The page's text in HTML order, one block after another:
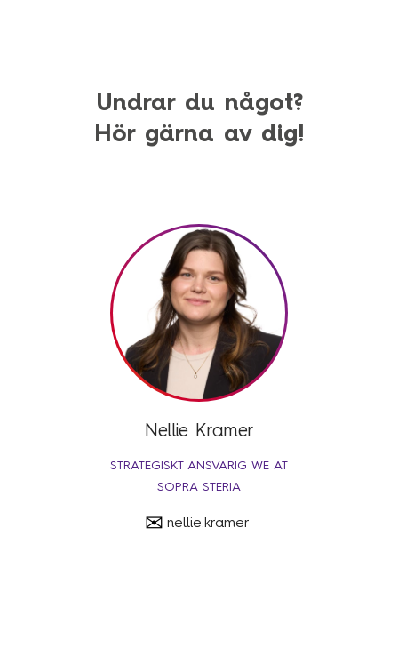
Undrar du något?
Hör gärna av dig!
Nellie Kramer
STRATEGISKT ANSVARIG WE AT
SOPRA STERIA
✉ nellie.kramer